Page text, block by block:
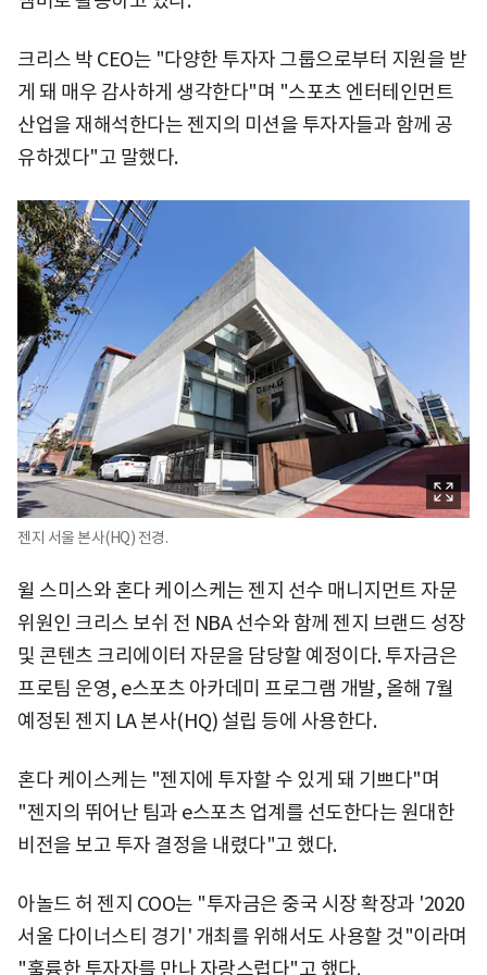
크리스 박 CEO는 "다양한 투자자 그룹으로부터 지원을 받
게 돼 매우 감사하게 생각한다"며 "스포츠 엔터테인먼트
산업을 재해석한다는 젠지의 미션을 투자자들과 함께 공
유하겠다"고 말했다.
젠지 서울 본사(HQ) 전경.
윌 스미스와 혼다 케이스케는 젠지 선수 매니지먼트 자문
위원인 크리스 보쉬 전 NBA 선수와 함께 젠지 브랜드 성장
및 콘텐츠 크리에이터 자문을 담당할 예정이다. 투자금은
프로팀 운영, e스포츠 아카데미 프로그램 개발, 올해 7월
예정된 젠지 LA 본사(HQ) 설립 등에 사용한다.
혼다 케이스케는 "젠지에 투자할 수 있게 돼 기쁘다"며
"젠지의 뛰어난 팀과 e스포츠 업계를 선도한다는 원대한
비전을 보고 투자 결정을 내렸다"고 했다.
아놀드 허 젠지 COO는 "투자금은 중국 시장 확장과 '2020
서울 다이너스티 경기' 개최를 위해서도 사용할 것"이라며
"훌륭한 투자자를 만나 자랑스럽다"고 했다.